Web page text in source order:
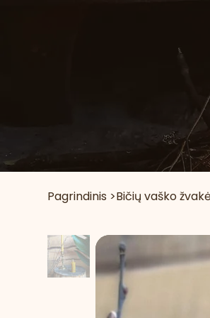
Pagrindinis >Bičių vaško